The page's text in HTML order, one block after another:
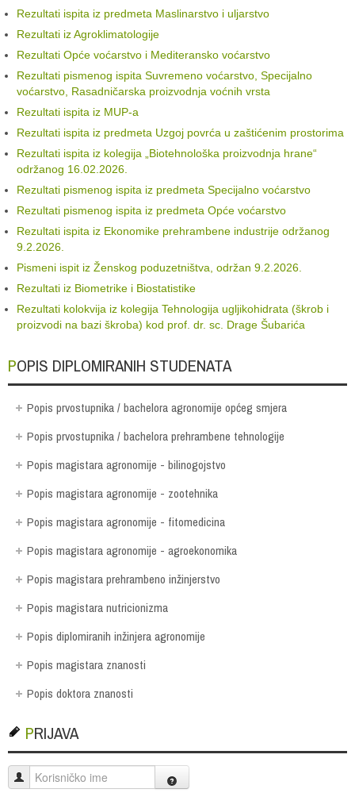
Rezultati ispita iz predmeta Maslinarstvo i uljarstvo
Rezultati iz Agroklimatologije
Rezultati Opće voćarstvo i Mediteransko voćarstvo
Rezultati pismenog ispita Suvremeno voćarstvo, Specijalno
voćarstvo, Rasadničarska proizvodnja voćnih vrsta
Rezultati ispita iz MUP-a
Rezultati ispita iz predmeta Uzgoj povrća u zaštićenim prostorima
Rezultati ispita iz kolegija „Biotehnološka proizvodnja hrane“
održanog 16.02.2026.
Rezultati pismenog ispita iz predmeta Specijalno voćarstvo
Rezultati pismenog ispita iz predmeta Opće voćarstvo
Rezultati ispita iz Ekonomike prehrambene industrije održanog
9.2.2026.
Pismeni ispit iz Ženskog poduzetništva, održan 9.2.2026.
Rezultati iz Biometrike i Biostatistike
Rezultati kolokvija iz kolegija Tehnologija ugljikohidrata (škrob i
proizvodi na bazi škroba) kod prof. dr. sc. Drage Šubarića
POPIS DIPLOMIRANIH STUDENATA
Popis prvostupnika / bachelora agronomije općeg smjera
Popis prvostupnika / bachelora prehrambene tehnologije
Popis magistara agronomije - bilinogojstvo
Popis magistara agronomije - zootehnika
Popis magistara agronomije - fitomedicina
Popis magistara agronomije - agroekonomika
Popis magistara prehrambeno inžinjerstvo
Popis magistara nutricionizma
Popis diplomiranih inžinjera agronomije
Popis magistara znanosti
Popis doktora znanosti
PRIJAVA
Korisničko ime